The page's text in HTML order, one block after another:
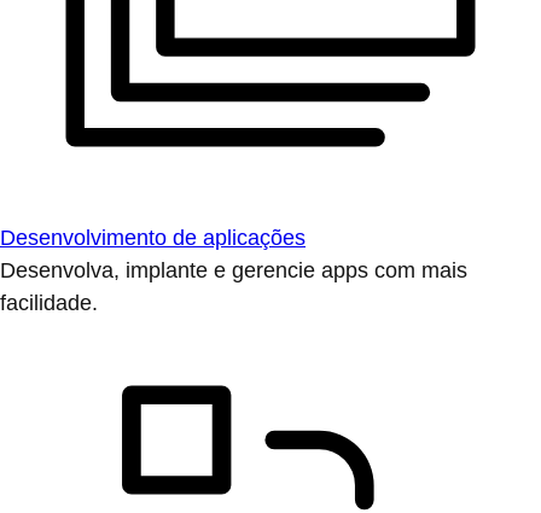
Desenvolvimento de aplicações
Desenvolva, implante e gerencie apps com mais
facilidade.